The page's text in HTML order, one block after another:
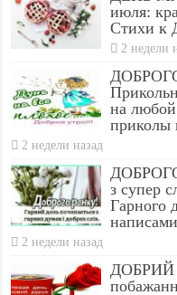
июля:
Стихи к
2 недели
на
2 недели назад
з супер
Гарного
2 недели назад
ДОБРИЙ